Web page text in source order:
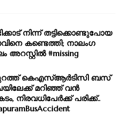
നിന്ന് തട്ടിക്കൊണ്ടുപോയ
കണ്ടെത്തി; നാലംഗ
അറസ്റ്റിൽ #missing
കെഎസ്ആർടിസി ബസ്
മറിഞ്ഞ് വൻ
നിരവധിപേർക്ക് പരിക്ക്..